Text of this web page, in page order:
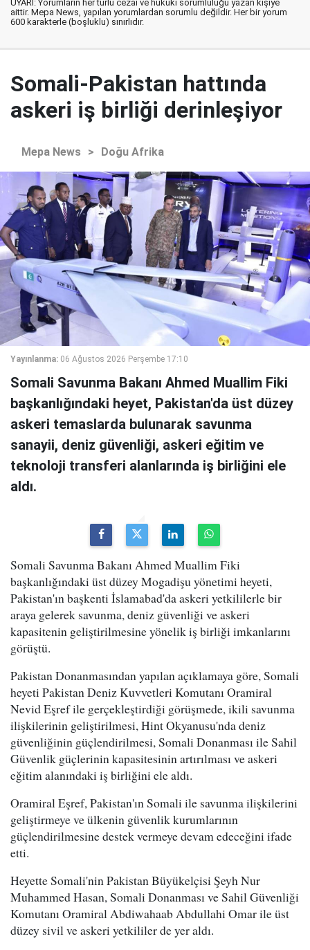
UYARI: Yorumların her türlü cezai ve hukuki sorumluluğu yazan kişiye
aittir. Mepa News, yapılan yorumlardan sorumlu değildir. Her bir yorum
600 karakterle (boşluklu) sınırlıdır.
Somali-Pakistan hattında
askeri iş birliği derinleşiyor
Mepa News > Doğu Afrika
Yayınlanma: 06 Ağustos 2026 Perşembe 17:10
Somali Savunma Bakanı Ahmed Muallim Fiki
başkanlığındaki heyet, Pakistan'da üst düzey
askeri temaslarda bulunarak savunma
sanayii, deniz güvenliği, askeri eğitim ve
teknoloji transferi alanlarında iş birliğini ele
aldı.
Somali Savunma Bakanı Ahmed Muallim Fiki
başkanlığındaki üst düzey Mogadişu yönetimi heyeti,
Pakistan'ın başkenti İslamabad'da askeri yetkililerle bir
araya gelerek savunma, deniz güvenliği ve askeri
kapasitenin geliştirilmesine yönelik iş birliği imkanlarını
görüştü.
Pakistan Donanmasından yapılan açıklamaya göre, Somali
heyeti Pakistan Deniz Kuvvetleri Komutanı Oramiral
Nevid Eşref ile gerçekleştirdiği görüşmede, ikili savunma
ilişkilerinin geliştirilmesi, Hint Okyanusu'nda deniz
güvenliğinin güçlendirilmesi, Somali Donanması ile Sahil
Güvenlik güçlerinin kapasitesinin artırılması ve askeri
eğitim alanındaki iş birliğini ele aldı.
Oramiral Eşref, Pakistan'ın Somali ile savunma ilişkilerini
geliştirmeye ve ülkenin güvenlik kurumlarının
güçlendirilmesine destek vermeye devam edeceğini ifade
etti.
Heyette Somali'nin Pakistan Büyükelçisi Şeyh Nur
Muhammed Hasan, Somali Donanması ve Sahil Güvenliği
Komutanı Oramiral Abdiwahaab Abdullahi Omar ile üst
düzey sivil ve askeri yetkililer de yer aldı.